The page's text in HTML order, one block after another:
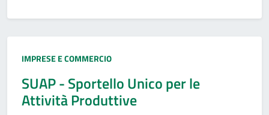
Categoria:
IMPRESE E COMMERCIO
SUAP - Sportello Unico per le
Attività Produttive